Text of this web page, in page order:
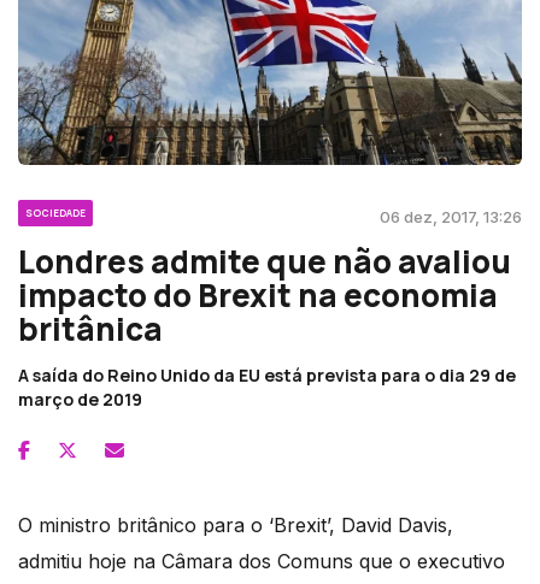
SOCIEDADE 06 dez, 2017, 13:26
Londres admite que não avaliou
impacto do Brexit na economia
britânica
A saída do Reino Unido da EU está prevista para o dia 29 de
março de 2019
O ministro britânico para o ‘Brexit’, David Davis,
admitiu hoje na Câmara dos Comuns que o executivo